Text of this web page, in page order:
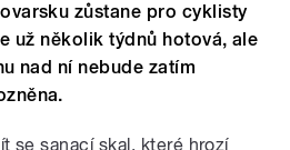
zůstane pro cyklisty
už několik týdnů hotová, ale
nad ní nebude zatím
se sanací skal, které hrozí